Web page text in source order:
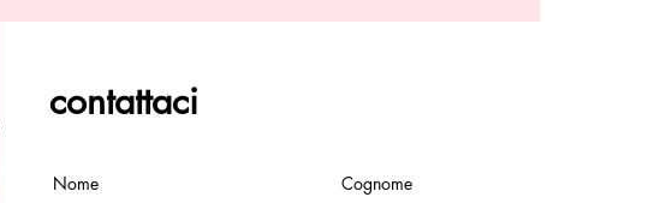
contattaci
Nome Cognome